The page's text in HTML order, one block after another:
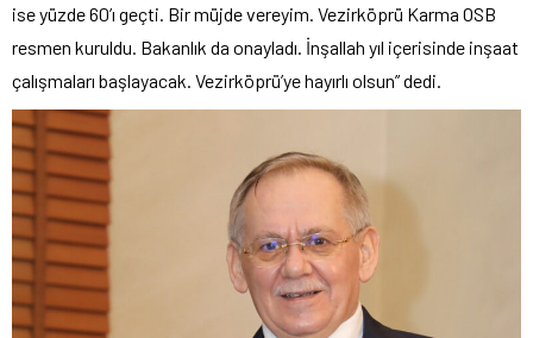
ise yüzde 60’ı geçti. Bir müjde vereyim. Vezirköprü Karma OSB
resmen kuruldu. Bakanlık da onayladı. İnşallah yıl içerisinde inşaat
çalışmaları başlayacak. Vezirköprü’ye hayırlı olsun” dedi.